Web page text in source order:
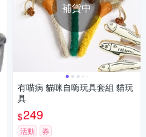
補貨中
有喵病 貓咪自嗨玩具套組 貓玩
具
$249
活動 券